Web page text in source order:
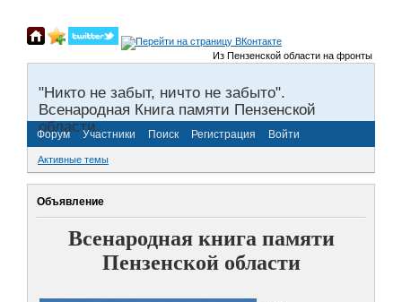
Из Пензенской области на фронты
"Никто не забыт, ничто не забыто".
Всенародная Книга памяти Пензенской
области.
Форум Участники Поиск Регистрация Войти
Активные темы
Объявление
Всенародная книга памяти
Пензенской области